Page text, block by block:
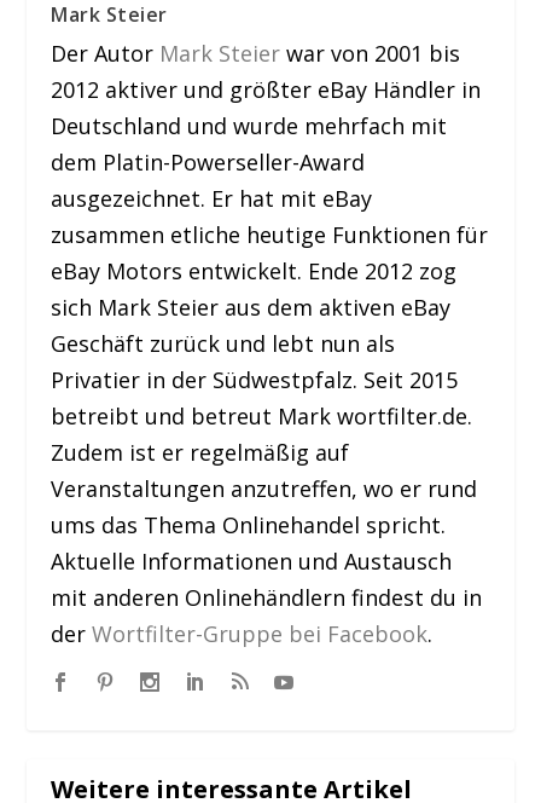
Mark Steier
Der Autor Mark Steier war von 2001 bis
2012 aktiver und größter eBay Händler in
Deutschland und wurde mehrfach mit
dem Platin-Powerseller-Award
ausgezeichnet. Er hat mit eBay
zusammen etliche heutige Funktionen für
eBay Motors entwickelt. Ende 2012 zog
sich Mark Steier aus dem aktiven eBay
Geschäft zurück und lebt nun als
Privatier in der Südwestpfalz. Seit 2015
betreibt und betreut Mark wortfilter.de.
Zudem ist er regelmäßig auf
Veranstaltungen anzutreffen, wo er rund
ums das Thema Onlinehandel spricht.
Aktuelle Informationen und Austausch
mit anderen Onlinehändlern findest du in
derWortfilter-Gruppe bei Facebook.
Weitere interessante Artikel